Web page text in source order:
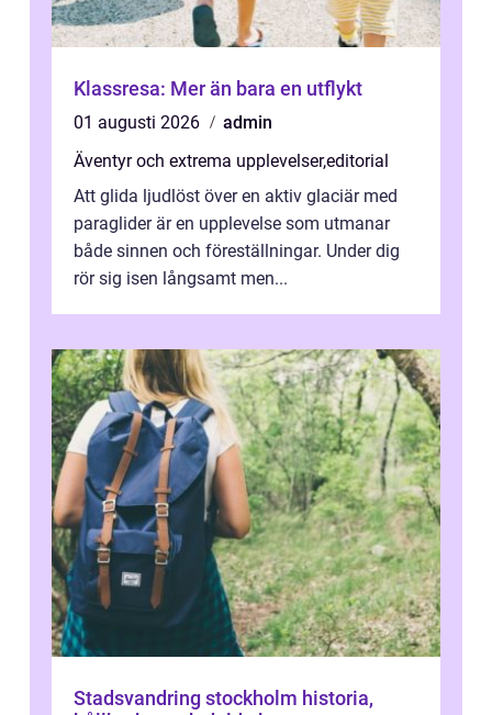
Klassresa: Mer än bara en utflykt
01 augusti 2026
admin
Äventyr och extrema upplevelser,editorial
Att glida ljudlöst över en aktiv glaciär med
paraglider är en upplevelse som utmanar
både sinnen och föreställningar. Under dig
rör sig isen långsamt men...
Stadsvandring stockholm historia,